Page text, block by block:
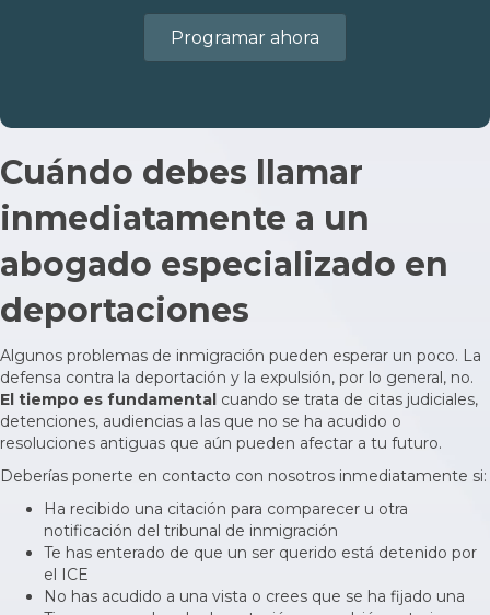
Programar ahora
Cuándo debes llamar
inmediatamente a un
abogado especializado en
deportaciones
Algunos problemas de inmigración pueden esperar un poco. La
defensa contra la deportación y la expulsión, por lo general, no.
El tiempo es fundamental cuando se trata de citas judiciales,
detenciones, audiencias a las que no se ha acudido o
resoluciones antiguas que aún pueden afectar a tu futuro.
Deberías ponerte en contacto con nosotros inmediatamente si:
Ha recibido una citación para comparecer u otra
notificación del tribunal de inmigración
Te has enterado de que un ser querido está detenido por
el ICE
No has acudido a una vista o crees que se ha fijado una